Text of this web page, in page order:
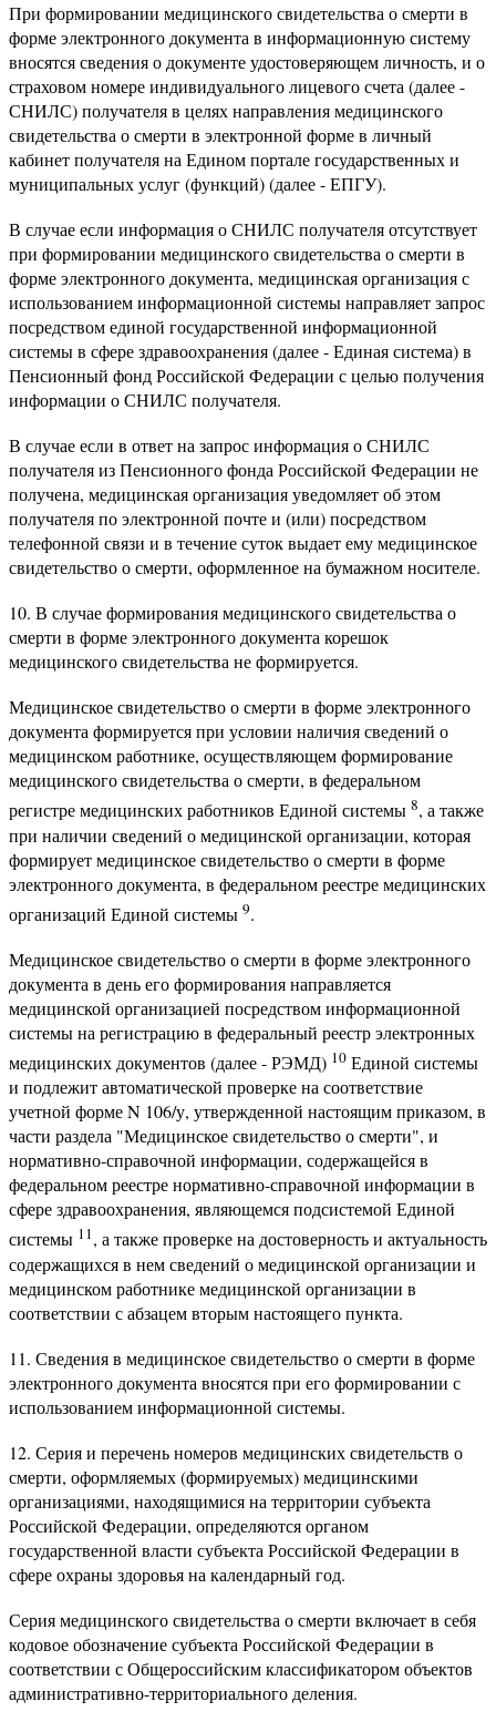
При формировании медицинского свидетельства о смерти в
форме электронного документа в информационную систему
вносятся сведения о документе удостоверяющем личность, и о
страховом номере индивидуального лицевого счета (далее -
СНИЛС) получателя в целях направления медицинского
свидетельства о смерти в электронной форме в личный
кабинет получателя на Едином портале государственных и
муниципальных услуг (функций) (далее - ЕПГУ).
В случае если информация о СНИЛС получателя отсутствует
при формировании медицинского свидетельства о смерти в
форме электронного документа, медицинская организация с
использованием информационной системы направляет запрос
посредством единой государственной информационной
системы в сфере здравоохранения (далее - Единая система) в
Пенсионный фонд Российской Федерации с целью получения
информации о СНИЛС получателя.
В случае если в ответ на запрос информация о СНИЛС
получателя из Пенсионного фонда Российской Федерации не
получена, медицинская организация уведомляет об этом
получателя по электронной почте и (или) посредством
телефонной связи и в течение суток выдает ему медицинское
свидетельство о смерти, оформленное на бумажном носителе.
10. В случае формирования медицинского свидетельства о
смерти в форме электронного документа корешок
медицинского свидетельства не формируется.
Медицинское свидетельство о смерти в форме электронного
документа формируется при условии наличия сведений о
медицинском работнике, осуществляющем формирование
медицинского свидетельства о смерти, в федеральном
регистре медицинских работников Единой системы 8, а также
при наличии сведений о медицинской организации, которая
формирует медицинское свидетельство о смерти в форме
электронного документа, в федеральном реестре медицинских
организаций Единой системы 9.
Медицинское свидетельство о смерти в форме электронного
документа в день его формирования направляется
медицинской организацией посредством информационной
системы на регистрацию в федеральный реестр электронных
медицинских документов (далее - РЭМД) 10 Единой системы
и подлежит автоматической проверке на соответствие
учетной форме N 106/у, утвержденной настоящим приказом, в
части раздела "Медицинское свидетельство о смерти", и
нормативно-справочной информации, содержащейся в
федеральном реестре нормативно-справочной информации в
сфере здравоохранения, являющемся подсистемой Единой
системы 11, а также проверке на достоверность и актуальность
содержащихся в нем сведений о медицинской организации и
медицинском работнике медицинской организации в
соответствии с абзацем вторым настоящего пункта.
11. Сведения в медицинское свидетельство о смерти в форме
электронного документа вносятся при его формировании с
использованием информационной системы.
12. Серия и перечень номеров медицинских свидетельств о
смерти, оформляемых (формируемых) медицинскими
организациями, находящимися на территории субъекта
Российской Федерации, определяются органом
государственной власти субъекта Российской Федерации в
сфере охраны здоровья на календарный год.
Серия медицинского свидетельства о смерти включает в себя
кодовое обозначение субъекта Российской Федерации в
соответствии с Общероссийским классификатором объектов
административно-территориального деления.